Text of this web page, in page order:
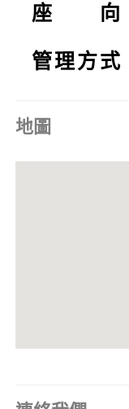
座 向
管理方式
地圖